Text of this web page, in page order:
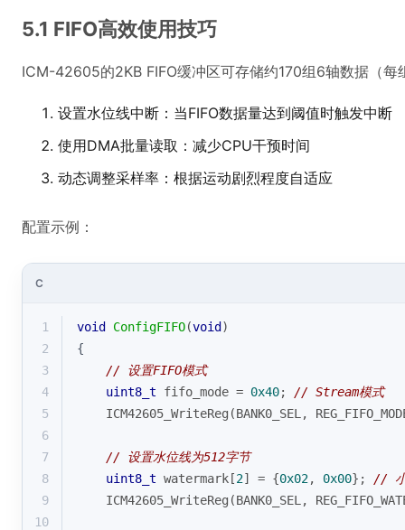
5.1 FIFO高效使用技巧
ICM-42605的2KB FIFO缓冲区可存储约170组6轴数据（每
设置水位线中断：当FIFO数据量达到阈值时触发中断
使用DMA批量读取：减少CPU干预时间
动态调整采样率：根据运动剧烈程度自适应
配置示例：
C
1 void ConfigFIFO(void )
2
{
3
// 设置FIFO模式
4
uint8_t fifo_mode = 0x40; // Stream模式
5
ICM42605_WriteReg(BANK0_SEL,
6
7
// 设置水位线为512字节
8
uint8_t watermark[2] = {0x02, 0x00}; // 小
9
ICM42605_WriteReg(BANK0_SEL,
10